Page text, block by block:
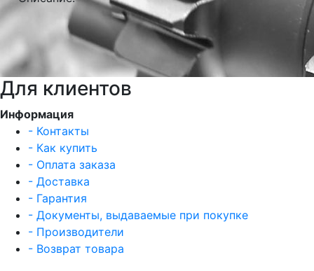
Для клиентов
Информация
- Контакты
- Как купить
- Оплата заказа
- Доставка
- Гарантия
- Документы, выдаваемые при покупке
- Производители
- Возврат товара